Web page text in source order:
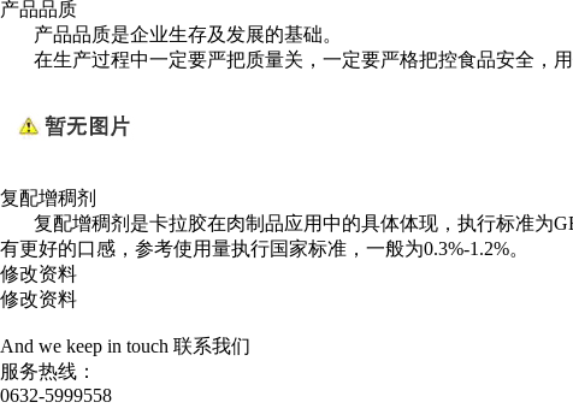
产品品质
产品品质是企业生存及发展的基础。
在生产过程中一定要严把质量关，一定要严格把控食品安全，用
复配增稠剂
复配增稠剂是卡拉胶在肉制品应用中的具体体现，执行标准为
有更好的口感，参考使用量执行国家标准，一般为0.3%-1.2%。
修改资料
修改资料
And we keep in touch 联系我们
服务热线：
0632-5999558